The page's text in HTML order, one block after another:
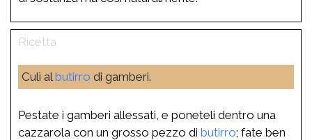
Culì al butirro di gamberi.
Pestate i gamberi allessati, e poneteli dentro una
cazzarola con un grosso pezzo di butirro; fate ben